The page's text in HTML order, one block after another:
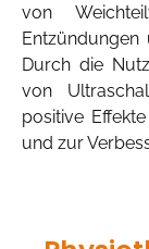
von
Entzündungen
Durch die
von
positive
und zur